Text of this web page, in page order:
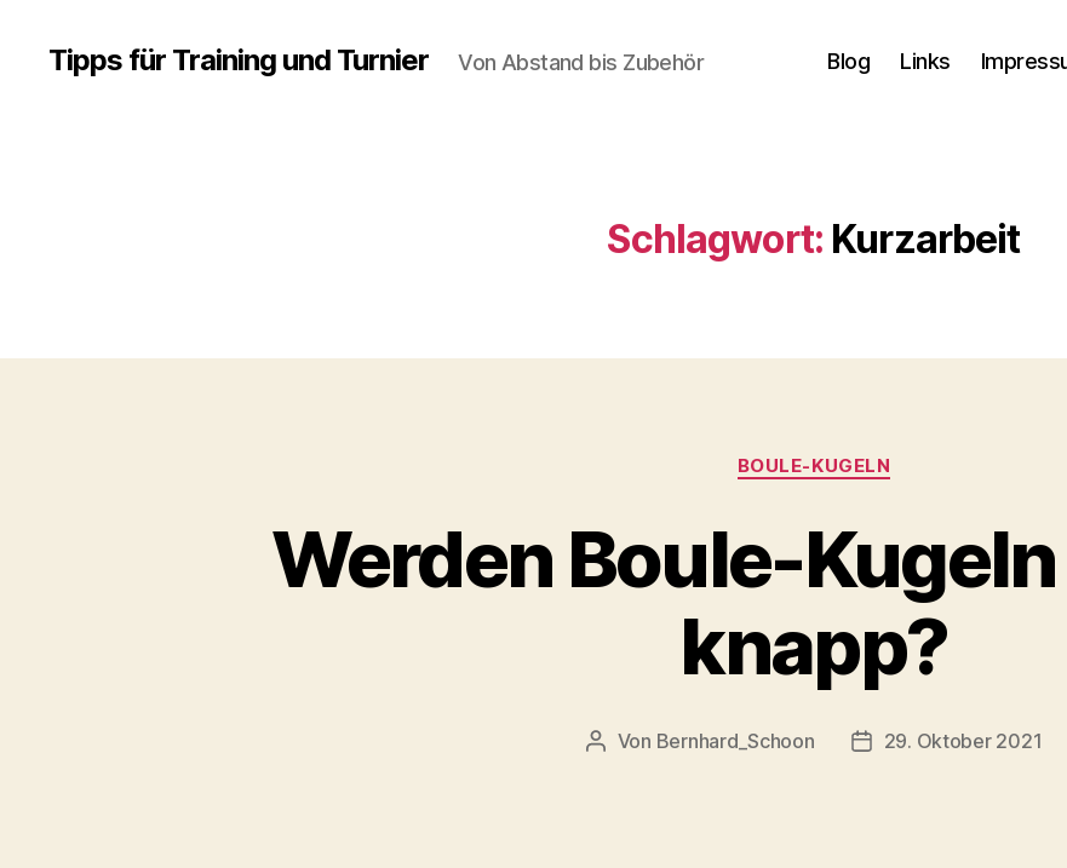
Tipps für Training und Turnier Von Abstand bis Zubehör Blog Links
Schlagwort: Kurzarbeit
Kategorien
BOULE-KUGELN
Werden Boule-
knapp?
Beitragsautor
Von Bernhard_Schoon Veröffentlichungsdatum
29. Oktober 2021